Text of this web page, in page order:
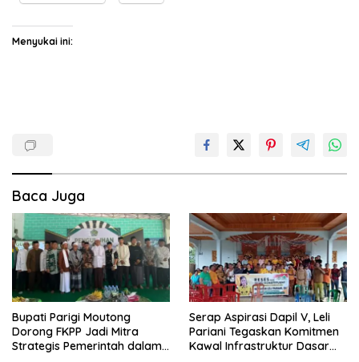
Menyukai ini:
Baca Juga
Bupati Parigi Moutong
Dorong FKPP Jadi Mitra
Strategis Pemerintah dalam
Serap Aspirasi Dapil V, Leli
Pariani Tegaskan Komitmen
Kawal Infrastruktur Dasar